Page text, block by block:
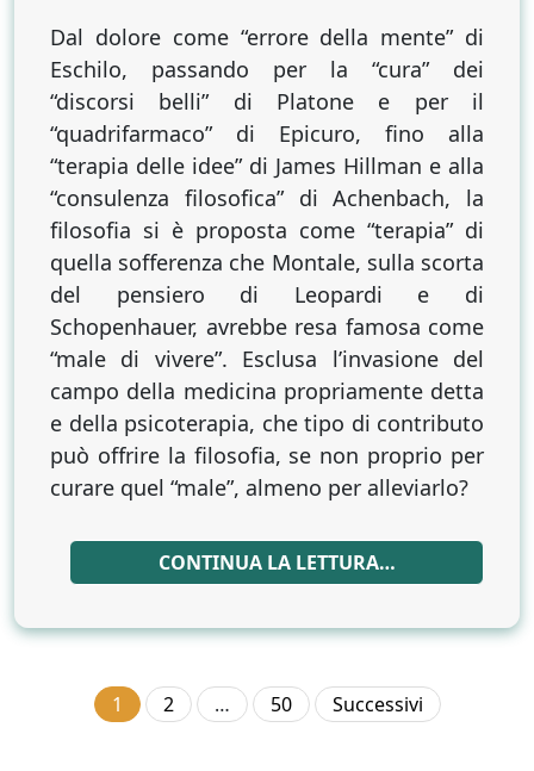
Dal dolore come “errore della mente” di
Eschilo, passando per la “cura” dei
“discorsi belli” di Platone e per il
“quadrifarmaco” di Epicuro, fino alla
“terapia delle idee” di James Hillman e alla
“consulenza filosofica” di Achenbach, la
filosofia si è proposta come “terapia” di
quella sofferenza che Montale, sulla scorta
del pensiero di Leopardi e di
Schopenhauer, avrebbe resa famosa come
“male di vivere”. Esclusa l’invasione del
campo della medicina propriamente detta
e della psicoterapia, che tipo di contributo
può offrire la filosofia, se non proprio per
curare quel “male”, almeno per alleviarlo?
CONTINUA LA LETTURA…
Paginazione
1 2 … 50 Successivi